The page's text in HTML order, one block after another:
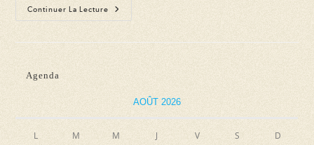
Continuer La Lecture
Floralies
(25ème
Agenda
AOÛT 2026
L M M J V S D